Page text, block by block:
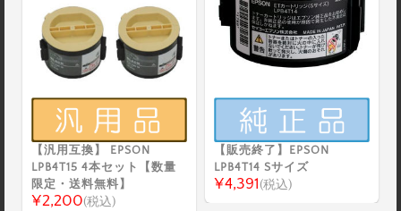
【汎用互換】 EPSON
LPB4T15 4本セット【数量
限定・送料無料】
¥2,200(税込)
【販売終了】EPSON
LPB4T14 Sサイズ
¥4,391(税込)